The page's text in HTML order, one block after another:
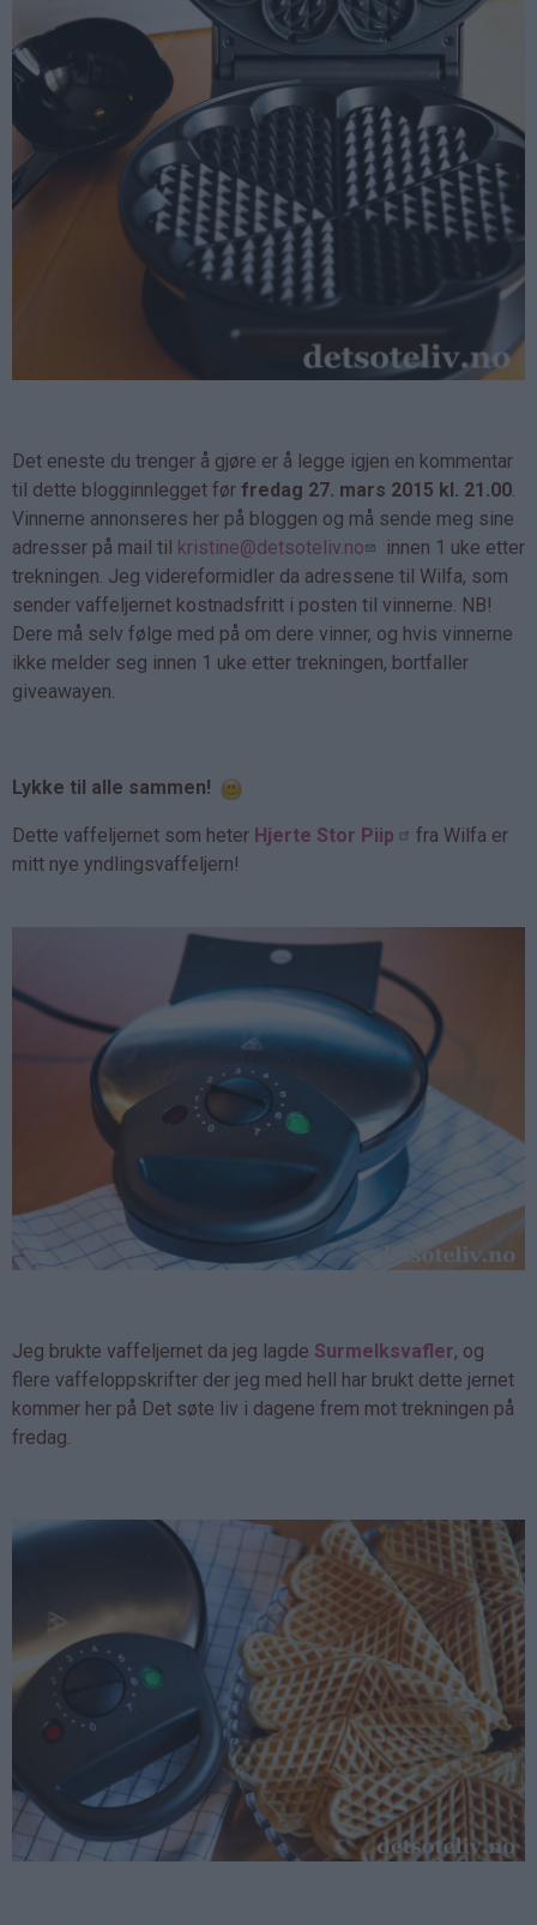
Det eneste du trenger å gjøre er å legge igjen en kommentar
til dette blogginnlegget før fredag 27. mars 2015 kl. 21.00.
Vinnerne annonseres her på bloggen og må sende meg sine
adresser på mail til kristine@detsoteliv.no
innen 1 uke etter
trekningen. Jeg videreformidler da adressene til Wilfa, som
sender vaffeljernet kostnadsfritt i posten til vinnerne. NB!
Dere må selv følge med på om dere vinner, og hvis vinnerne
ikke melder seg innen 1 uke etter trekningen, bortfaller
giveawayen.
Lykke til alle sammen!
Dette vaffeljernet som heter Hjerte Stor Piip
fra Wilfa er
mitt nye yndlingsvaffeljern!
Jeg brukte vaffeljernet da jeg lagde Surmelksvafler, og
flere vaffeloppskrifter der jeg med hell har brukt dette jernet
kommer her på Det søte liv i dagene frem mot trekningen på
fredag.